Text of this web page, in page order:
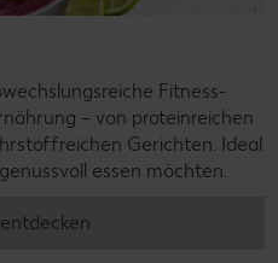
Fitness-
– von proteinreichen
Gerichten. Ideal
essen möchten.